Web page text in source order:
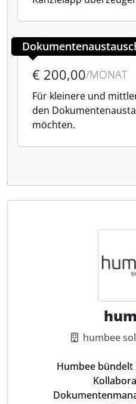
€ 200,00/MONAT
Für kleinere und
den
möchten.
humbee
Humbee